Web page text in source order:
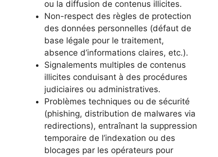
ou la diffusion de contenus illicites.
Non-respect des règles de protection
des données personnelles (défaut de
base légale pour le traitement,
absence d’informations claires, etc.).
Signalements multiples de contenus
illicites conduisant à des procédures
judiciaires ou administratives.
Problèmes techniques ou de sécurité
(phishing, distribution de malwares via
redirections), entraînant la suppression
temporaire de l’indexation ou des
blocages par les opérateurs pour